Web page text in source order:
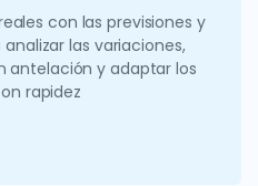
con las previsiones y
las variaciones,
antelación y adaptar los
rapidez